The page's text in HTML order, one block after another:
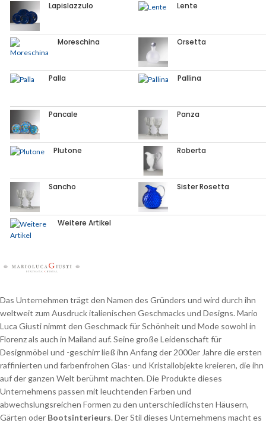
Lapislazzulo Lente
Moreschina Orsetta
Palla Pallina
Pancale Panza
Plutone Roberta
Sancho Sister Rosetta
Weitere Artikel
Das Unternehmen trägt den Namen des Gründers und wird durch ihn
weltweit zum Ausdruck italienischen Geschmacks und Designs. Mario
Luca Giusti nimmt den Geschmack für Schönheit und Mode sowohl in
Florenz als auch in Mailand auf. Seine große Leidenschaft für
Designmöbel und -geschirr ließ ihn Anfang der 2000er Jahre die ersten
raffinierten und farbenfrohen Glas- und Kristallobjekte kreieren, die ihn
auf der ganzen Welt berühmt machten. Die Produkte dieses
Unternehmens passen mit leuchtenden Farben und
abwechslungsreichen Formen zu den unterschiedlichsten Häusern,
Gärten oder Bootsinterieurs. Der Stil dieses Unternehmens macht es